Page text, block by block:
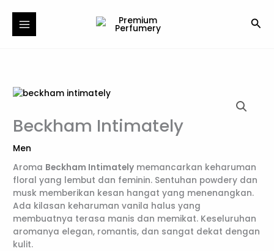
content
Beckham Intimately
Men
Aroma Beckham Intimately memancarkan keharuman
floral yang lembut dan feminin. Sentuhan powdery dan
musk memberikan kesan hangat yang menenangkan.
Ada kilasan keharuman vanila halus yang
membuatnya terasa manis dan memikat. Keseluruhan
aromanya elegan, romantis, dan sangat dekat dengan
kulit.